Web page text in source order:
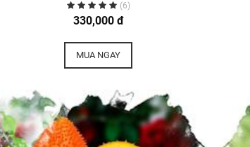
(6)
330,000 đ
MUA NGAY